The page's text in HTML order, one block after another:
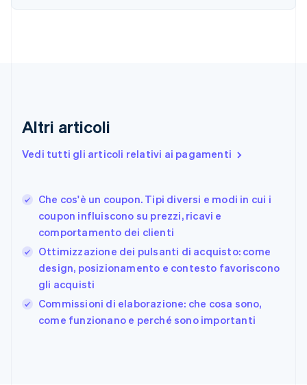
Altri articoli
Vedi tutti gli articoli relativi ai pagamenti
Che cos'è un coupon. Tipi diversi e modi in cui i
coupon influiscono su prezzi, ricavi e
comportamento dei clienti
Ottimizzazione dei pulsanti di acquisto: come
design, posizionamento e contesto favoriscono
gli acquisti
Commissioni di elaborazione: che cosa sono,
come funzionano e perché sono importanti
Cipro
English
Finlandia
Germania
Deutsch English
Giappone
日本語 English
English
Grecia
English
India